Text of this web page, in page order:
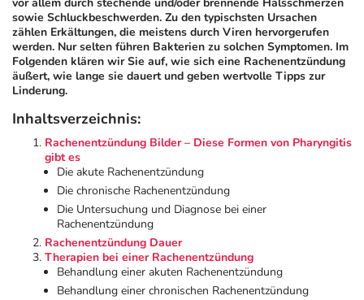
Diabetes
Körperpflege & Kosmetik
Liebe & Erotik
Mutter & Kind
Nahrungsergänzung
Natur & Homöopathie
Geschenkideen
Aktuelle Coupons 6
Summer SALE
Reiseapotheke
Insektenschutz
Sonnenpflege
Fragen und Antworten
Kontakt
Ratgeber
Beliebte Beiträge
E-Rezept einlösen
E-Rezept App
5% Extra Cash
Avene & Ducray Deals
Eucerin Deals
Evolsin Deals
Frontline & Frontpro Deals
Nattermann Deals
sowie Schluckbeschwerden. Zu den typischsten Ursachen
zählen Erkältungen, die meistens durch Viren hervorgerufen
werden. Nur selten führen Bakterien zu solchen Symptomen. Im
Folgenden klären wir Sie auf, wie sich eine Rachenentzündung
äußert, wie lange sie dauert und geben wertvolle Tipps zur
Linderung.
Inhaltsverzeichnis:
Rachenentzündung Bilder – Diese Formen von Pharyngitis
gibt es
Die akute Rachenentzündung
Die chronische Rachenentzündung
Die Untersuchung und Diagnose bei einer
Rachenentzündung
Rachenentzündung Dauer
Therapien bei einer Rachenentzündung
Behandlung einer akuten Rachenentzündung
Behandlung einer chronischen Rachenentzündung